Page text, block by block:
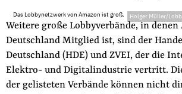
Holger Müller/
Das Lobbynetzwerk von Amazon ist groß.
Weitere große Lobbyverbände, in denen
Deutschland Mitglied ist, sind der
Deutschland (HDE) und ZVEI, der die
Elektro- und Digitalindustrie vertritt.
der gelisteten Verbände können nicht